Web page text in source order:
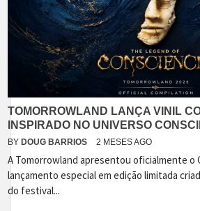
TOMORROWLAND LANÇA VINIL
INSPIRADO NO UNIVERSO
BY DOUG BARRIOS 2 MESES AGO
A Tomorrowland apresentou oficialmente o
lançamento especial em edição limitada
do festival...